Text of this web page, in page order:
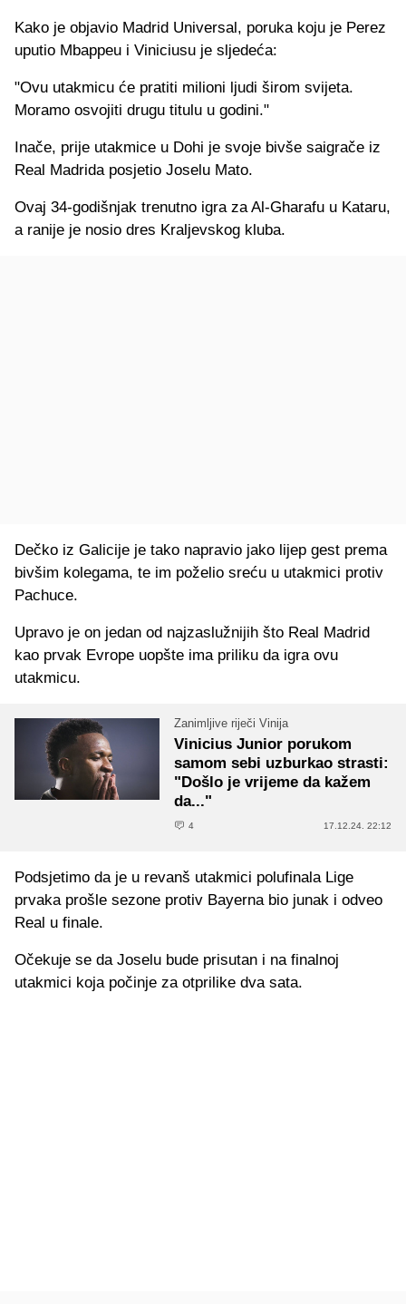
Kako je objavio Madrid Universal, poruka koju je Perez
uputio Mbappeu i Viniciusu je sljedeća:
"Ovu utakmicu će pratiti milioni ljudi širom svijeta.
Moramo osvojiti drugu titulu u godini."
Inače, prije utakmice u Dohi je svoje bivše saigrače iz
Real Madrida posjetio Joselu Mato.
Ovaj 34-godišnjak trenutno igra za Al-Gharafu u Kataru,
a ranije je nosio dres Kraljevskog kluba.
Dečko iz Galicije je tako napravio jako lijep gest prema
bivšim kolegama, te im poželio sreću u utakmici protiv
Pachuce.
Upravo je on jedan od najzaslužnijih što Real Madrid
kao prvak Evrope uopšte ima priliku da igra ovu
utakmicu.
Zanimljive riječi Vinija
Vinicius Junior porukom
samom sebi uzburkao strasti:
"Došlo je vrijeme da kažem
da..."
4 17.12.24. 22:12
Podsjetimo da je u revanš utakmici polufinala Lige
prvaka prošle sezone protiv Bayerna bio junak i odveo
Real u finale.
Očekuje se da Joselu bude prisutan i na finalnoj
utakmici koja počinje za otprilike dva sata.